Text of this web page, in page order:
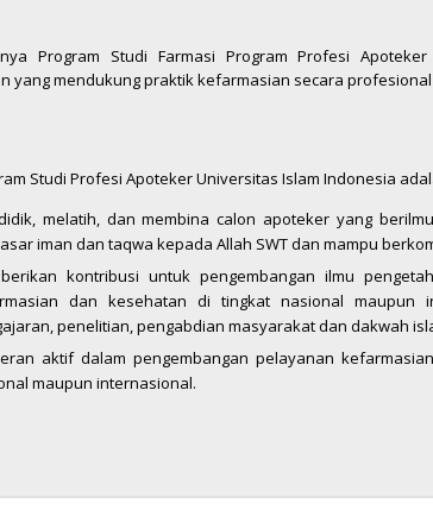
Program Studi Farmasi Program Profesi
yang mendukung praktik kefarmasian secara
Studi Profesi Apoteker Universitas Islam Indonesia
melatih, dan membina calon apoteker yang
iman dan taqwa kepada Allah SWT dan mampu
kontribusi untuk pengembangan ilmu
dan kesehatan di tingkat nasional maupun
penelitian, pengabdian masyarakat dan dakwah
aktif dalam pengembangan pelayanan
maupun internasional.